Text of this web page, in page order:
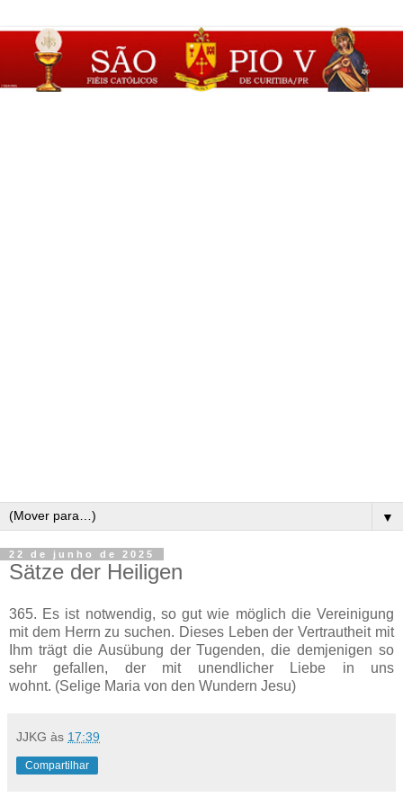
▼
22 de junho de 2025
Sätze der Heiligen
365. Es ist notwendig, so gut wie möglich die Vereinigung
mit dem Herrn zu suchen. Dieses Leben der Vertrautheit mit
Ihm trägt die Ausübung der Tugenden, die demjenigen so
sehr gefallen, der mit unendlicher Liebe in uns
wohnt. (Selige Maria von den Wundern Jesu)
JJKG às 17:39
Compartilhar